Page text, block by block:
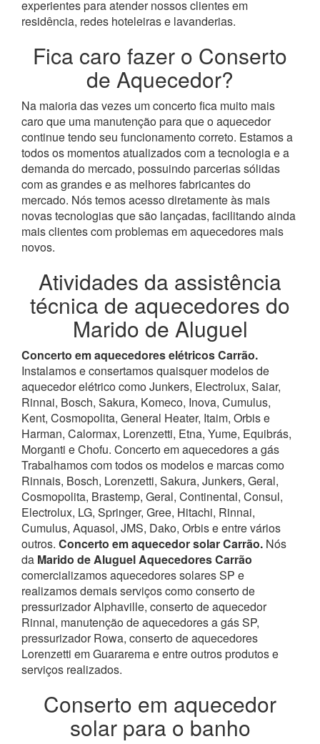
experientes para atender nossos clientes em
residência, redes hoteleiras e lavanderias.
Fica caro fazer o Conserto
de Aquecedor?
Na maioria das vezes um concerto fica muito mais
caro que uma manutenção para que o aquecedor
continue tendo seu funcionamento correto. Estamos a
todos os momentos atualizados com a tecnologia e a
demanda do mercado, possuindo parcerias sólidas
com as grandes e as melhores fabricantes do
mercado. Nós temos acesso diretamente às mais
novas tecnologias que são lançadas, facilitando ainda
mais clientes com problemas em aquecedores mais
novos.
Atividades da assistência
técnica de aquecedores do
Marido de Aluguel
Concerto em aquecedores elétricos Carrão.
Instalamos e consertamos quaisquer modelos de
aquecedor elétrico como Junkers, Electrolux, Saiar,
Rinnai, Bosch, Sakura, Komeco, Inova, Cumulus,
Kent, Cosmopolita, General Heater, Itaim, Orbis e
Harman, Calormax, Lorenzetti, Etna, Yume, Equibrás,
Morganti e Chofu. Concerto em aquecedores a gás
Trabalhamos com todos os modelos e marcas como
Rinnais, Bosch, Lorenzetti, Sakura, Junkers, Geral,
Cosmopolita, Brastemp, Geral, Continental, Consul,
Electrolux, LG, Springer, Gree, Hitachi, Rinnai,
Cumulus, Aquasol, JMS, Dako, Orbis e entre vários
outros. Concerto em aquecedor solar Carrão. Nós
da Marido de Aluguel Aquecedores Carrão
comercializamos aquecedores solares SP e
realizamos demais serviços como conserto de
pressurizador Alphaville, conserto de aquecedor
Rinnai, manutenção de aquecedores a gás SP,
pressurizador Rowa, conserto de aquecedores
Lorenzetti em Guararema e entre outros produtos e
serviços realizados.
Conserto em aquecedor
solar para o banho